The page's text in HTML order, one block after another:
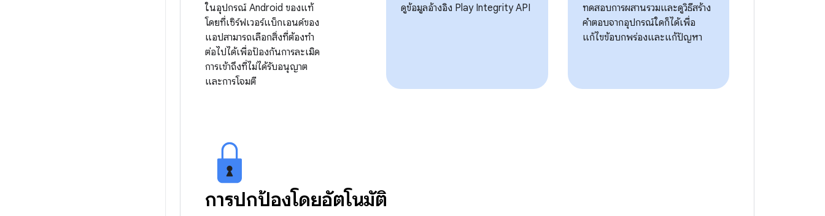
ในอุปกรณ์ Android ของแท้
โดยที่เซิร์ฟเวอร์แบ็กเอนด์ของ
แอปสามารถเลือกสิ่งที่ต้องทํา
ต่อไปได้เพื่อป้องกันการละเมิด
การเข้าถึงที่ไม่ได้รับอนุญาต
และการโจมตี
ดูข้อมูลอ้างอิง Play Integrity API
ทดสอบการผสานรวมและดูวิธีสร้าง
คำตอบจากอุปกรณ์ใดก็ได้เพื่อ
แก้ไขข้อบกพร่องและแก้ปัญหา
การปกป้องโดยอัตโนมัติ